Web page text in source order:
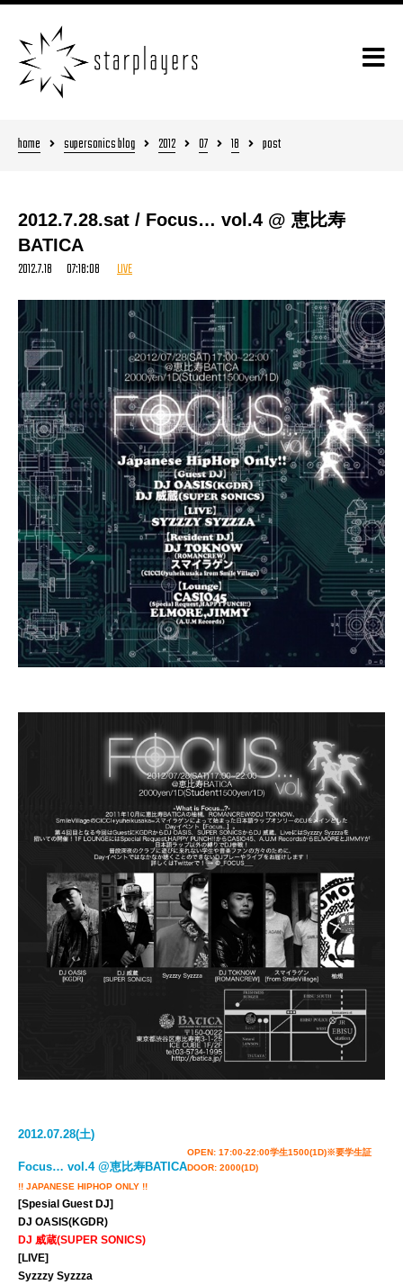
home supersonics blog 2012 07 18 post
2012.7.28.sat / Focus… vol.4 @ 恵比寿
BATICA
2012.7.18 07:18:08 LIVE
2012.07.28(土)
Focus… vol.4 @恵比寿BATICA
OPEN: 17:00-22:00
DOOR: 2000(1D)
学生1500(1D)※要学生証
!! JAPANESE HIPHOP ONLY !!
[Spesial Guest DJ]
DJ OASIS(KGDR)
DJ 威蔵(SUPER SONICS)
[LIVE]
Syzzzy Syzzza